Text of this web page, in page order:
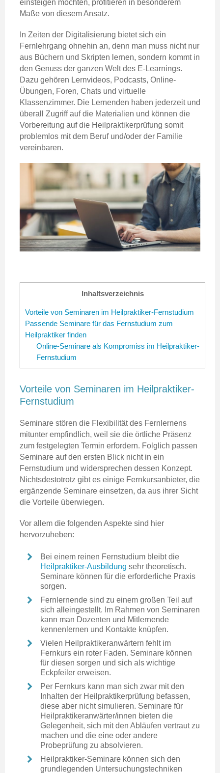
einsteigen möchten, profitieren in besonderem
Maße von diesem Ansatz.
In Zeiten der Digitalisierung bietet sich ein
Fernlehrgang ohnehin an, denn man muss nicht nur
aus Büchern und Skripten lernen, sondern kommt in
den Genuss der ganzen Welt des E-Learnings.
Dazu gehören Lernvideos, Podcasts, Online-
Übungen, Foren, Chats und virtuelle
Klassenzimmer. Die Lernenden haben jederzeit und
überall Zugriff auf die Materialien und können die
Vorbereitung auf die Heilpraktikerprüfung somit
problemlos mit dem Beruf und/oder der Familie
vereinbaren.
Inhaltsverzeichnis
Vorteile von Seminaren im Heilpraktiker-Fernstudium
Passende Seminare für das Fernstudium zum
Heilpraktiker finden
Online-Seminare als Kompromiss im Heilpraktiker-
Fernstudium
Vorteile von Seminaren im Heilpraktiker-
Fernstudium
Seminare stören die Flexibilität des Fernlernens
mitunter empfindlich, weil sie die örtliche Präsenz
zum festgelegten Termin erfordern. Folglich passen
Seminare auf den ersten Blick nicht in ein
Fernstudium und widersprechen dessen Konzept.
Nichtsdestotrotz gibt es einige Fernkursanbieter, die
ergänzende Seminare einsetzen, da aus ihrer Sicht
die Vorteile überwiegen.
Vor allem die folgenden Aspekte sind hier
hervorzuheben:
Bei einem reinen Fernstudium bleibt die
Heilpraktiker-Ausbildung sehr theoretisch.
Seminare können für die erforderliche Praxis
sorgen.
Fernlernende sind zu einem großen Teil auf
sich alleingestellt. Im Rahmen von Seminaren
kann man Dozenten und Mitlernende
kennenlernen und Kontakte knüpfen.
Vielen Heilpraktikeranwärtern fehlt im
Fernkurs ein roter Faden. Seminare können
für diesen sorgen und sich als wichtige
Eckpfeiler erweisen.
Per Fernkurs kann man sich zwar mit den
Inhalten der Heilpraktikerprüfung befassen,
diese aber nicht simulieren. Seminare für
Heilpraktikeranwärter/innen bieten die
Gelegenheit, sich mit den Abläufen vertraut zu
machen und die eine oder andere
Probeprüfung zu absolvieren.
Heilpraktiker-Seminare können sich den
grundlegenden Untersuchungstechniken